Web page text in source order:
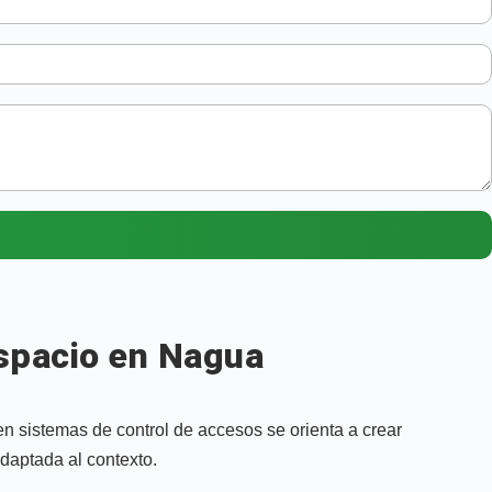
en Nagua
sistemas de control de accesos se orienta a crear
al contexto.